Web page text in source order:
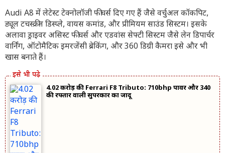
Audi A8 में लेटेस्ट टेक्नोलॉजी फीचर्स दिए गए हैं जैसे वर्चुअल कॉकपिट,
ड्यूल टचस्क्रीन डिस्प्ले, वायस कमांड, और प्रीमियम साउंड सिस्टम। इसके
अलावा ड्राइवर असिस्ट फीचर्स और एडवांस सेफ्टी सिस्टम जैसे लेन डिपार्चर
वार्निंग, ऑटोमैटिक इमरजेंसी ब्रेकिंग, और 360 डिग्री कैमरा इसे और भी
खास बनाते हैं।
4.02 करोड़ की Ferrari F8 Tributo: 710bhp पावर और 340
की रफ्तार वाली सुपरकार का जादू